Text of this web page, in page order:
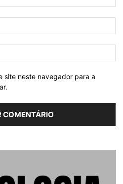
site neste navegador para a